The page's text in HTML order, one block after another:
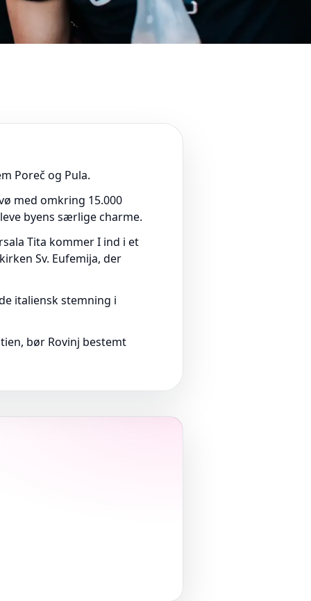
Poreč og Pula.
med omkring 15.000
byens særlige charme.
Tita kommer I ind i et
Sv. Eufemija, der
italiensk stemning i
bør Rovinj bestemt